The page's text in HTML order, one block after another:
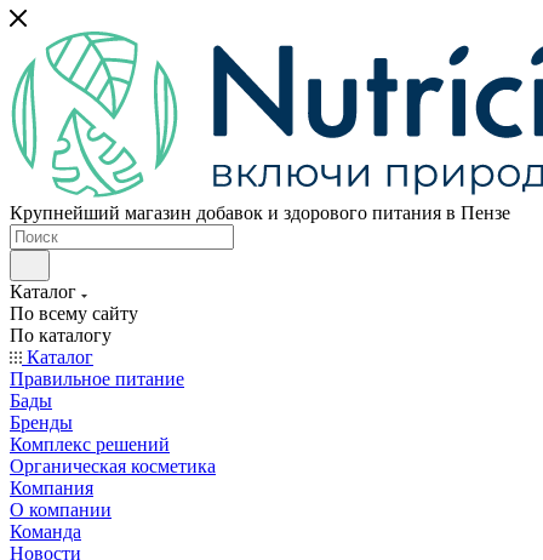
Крупнейший магазин добавок и здорового питания в Пензе
Каталог
По всему сайту
По каталогу
Каталог
Правильное питание
Бады
Бренды
Комплекс решений
Органическая косметика
Компания
О компании
Команда
Новости